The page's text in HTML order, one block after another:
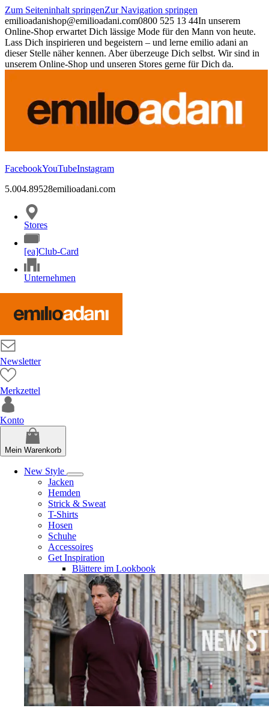
Zum Seiteninhalt springenZur Navigation springen
emilioadanishop@emilioadani.com0800 525 13 44In unserem
Online-Shop erwartet Dich lässige Mode für den Mann von heute.
Lass Dich inspirieren und begeistern – und lerne emilio adani an
dieser Stelle näher kennen. Aber überzeuge Dich selbst. Wir sind in
unserem Online-Shop und unseren Stores gerne für Dich da.
FacebookYouTubeInstagram
5.004.89528emilioadani.com
Stores
[ea]Club-Card
Unternehmen
Newsletter
Merkzettel
Konto
Mein Warenkorb
New Style
Jacken
Hemden
Strick & Sweat
T-Shirts
Hosen
Schuhe
Accessoires
Get Inspiration
Blättere im Lookbook